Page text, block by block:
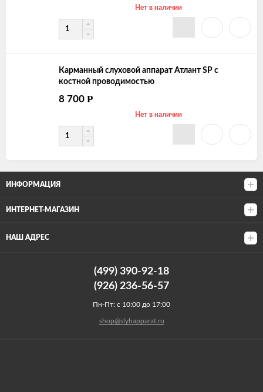
Нет в наличии
Карманный слуховой аппарат Атлант SР с
костной проводимостью
8 700 Р
Нет в наличии
ИНФОРМАЦИЯ
ИНТЕРНЕТ-МАГАЗИН
НАШ АДРЕС
(499) 390-92-18
(926) 236-56-57
Пн-Пт: с 10:00 до 17:00
shop@slyhapparat.ru